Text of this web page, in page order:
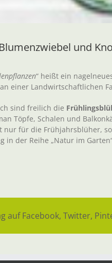
und
“ heißt ein
einer Landwirtschaftlichen
sind freilich die
Töpfe, Schalen und
nur für die Frühjahrsblüher,
in der Reihe „Natur im
auf Facebook, Twitter,